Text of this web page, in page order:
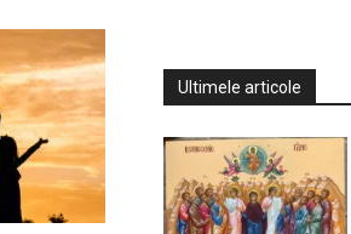
Ultimele articole